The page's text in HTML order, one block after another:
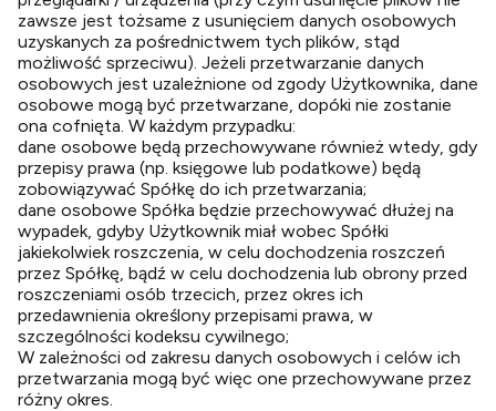
zawsze jest tożsame z usunięciem danych osobowych
uzyskanych za pośrednictwem tych plików, stąd
możliwość sprzeciwu). Jeżeli przetwarzanie danych
osobowych jest uzależnione od zgody Użytkownika, dane
osobowe mogą być przetwarzane, dopóki nie zostanie
ona cofnięta. W każdym przypadku:
dane osobowe będą przechowywane również wtedy, gdy
przepisy prawa (np. księgowe lub podatkowe) będą
zobowiązywać Spółkę do ich przetwarzania;
dane osobowe Spółka będzie przechowywać dłużej na
wypadek, gdyby Użytkownik miał wobec Spółki
jakiekolwiek roszczenia, w celu dochodzenia roszczeń
przez Spółkę, bądź w celu dochodzenia lub obrony przed
roszczeniami osób trzecich, przez okres ich
przedawnienia określony przepisami prawa, w
szczególności kodeksu cywilnego;
W zależności od zakresu danych osobowych i celów ich
przetwarzania mogą być więc one przechowywane przez
różny okres.